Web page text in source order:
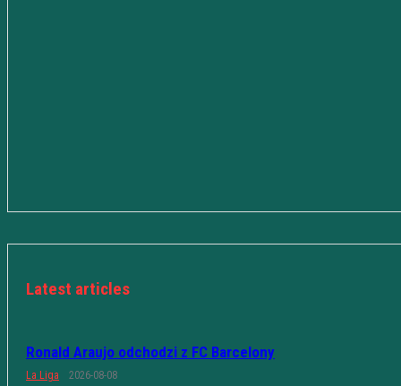
Latest articles
Ronald Araujo odchodzi z FC Barcelony
La Liga 2026-08-08